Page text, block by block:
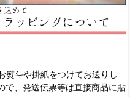
熨斗や掛紙をつけてお送りし
で、発送伝票等は直接商品に貼